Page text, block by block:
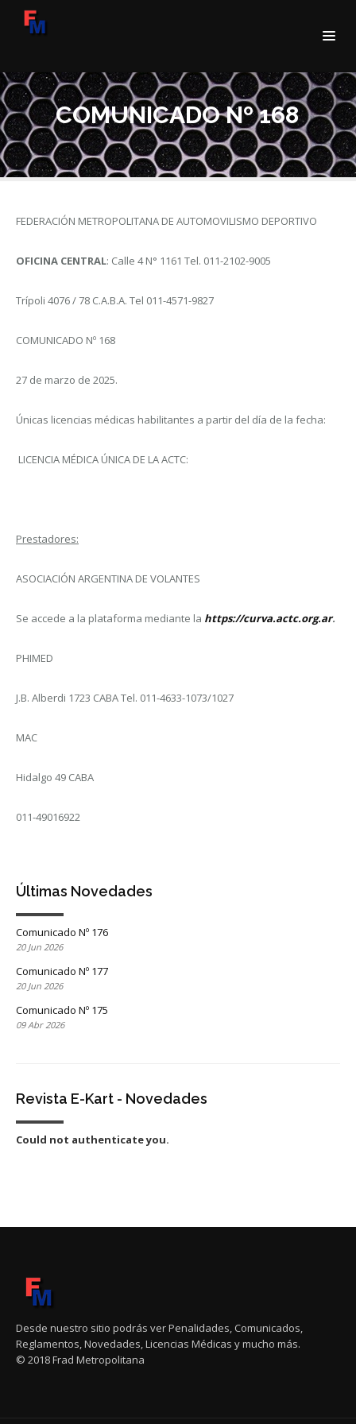
COMUNICADO Nº 168
FEDERACIÓN METROPOLITANA DE AUTOMOVILISMO DEPORTIVO
OFICINA CENTRAL: Calle 4 N° 1161 Tel. 011-2102-9005
Trípoli 4076 / 78 C.A.B.A. Tel 011-4571-9827
COMUNICADO Nº 168
27 de marzo de 2025.
Únicas licencias médicas habilitantes a partir del día de la fecha:
LICENCIA MÉDICA ÚNICA DE LA ACTC:
Prestadores:
ASOCIACIÓN ARGENTINA DE VOLANTES
Se accede a la plataforma mediante la https://curva.actc.org.ar.
PHIMED
J.B. Alberdi 1723 CABA Tel. 011-4633-1073/1027
MAC
Hidalgo 49 CABA
011-49016922
Últimas Novedades
Comunicado Nº 176
20 Jun 2026
Comunicado Nº 177
20 Jun 2026
Comunicado Nº 175
09 Abr 2026
Revista E-Kart - Novedades
Could not authenticate you.
Desde nuestro sitio podrás ver Penalidades, Comunicados,
Reglamentos, Novedades, Licencias Médicas y mucho más.
© 2018 Frad Metropolitana